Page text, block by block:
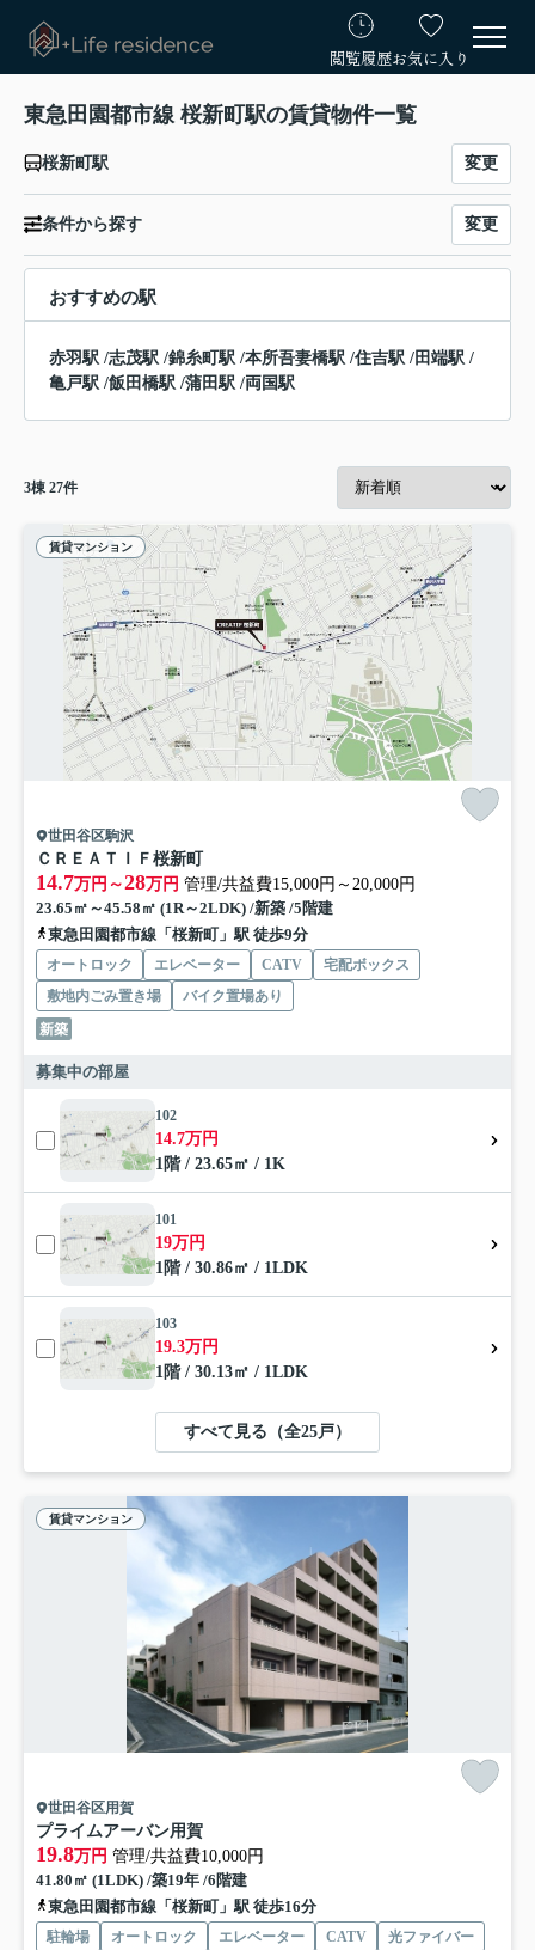
閲覧履歴お気に入り
東急田園都市線 桜新町駅の賃貸物件一覧
桜新町駅 変更
条件から探す 変更
おすすめの駅
赤羽駅 /志茂駅 /錦糸町駅 /本所吾妻橋駅 /住吉駅 /田端駅 /
亀戸駅 /飯田橋駅 /蒲田駅 /両国駅
3棟 27件
賃貸マンション
世田谷区駒沢
ＣＲＥＡＴＩＦ桜新町
14.7万円～28万円 管理/共益費15,000円～20,000円
23.65㎡～45.58㎡ (1R～2LDK) /新築 /5階建
東急田園都市線「桜新町」駅 徒歩9分
オートロック エレベーター CATV
宅配ボックス
敷地内ごみ置き場
バイク置場あり
新築
募集中の部屋
102
14.7万円
1階 / 23.65㎡ / 1K
101
19万円
1階 / 30.86㎡ / 1LDK
103
19.3万円
1階 / 30.13㎡ / 1LDK
すべて見る（全25戸）
賃貸マンション
世田谷区用賀
プライムアーバン用賀
19.8万円 管理/共益費10,000円
41.80㎡ (1LDK) /築19年 /6階建
東急田園都市線「桜新町」駅 徒歩16分
駐輪場 オートロック エレベーター CATV
光ファイバー